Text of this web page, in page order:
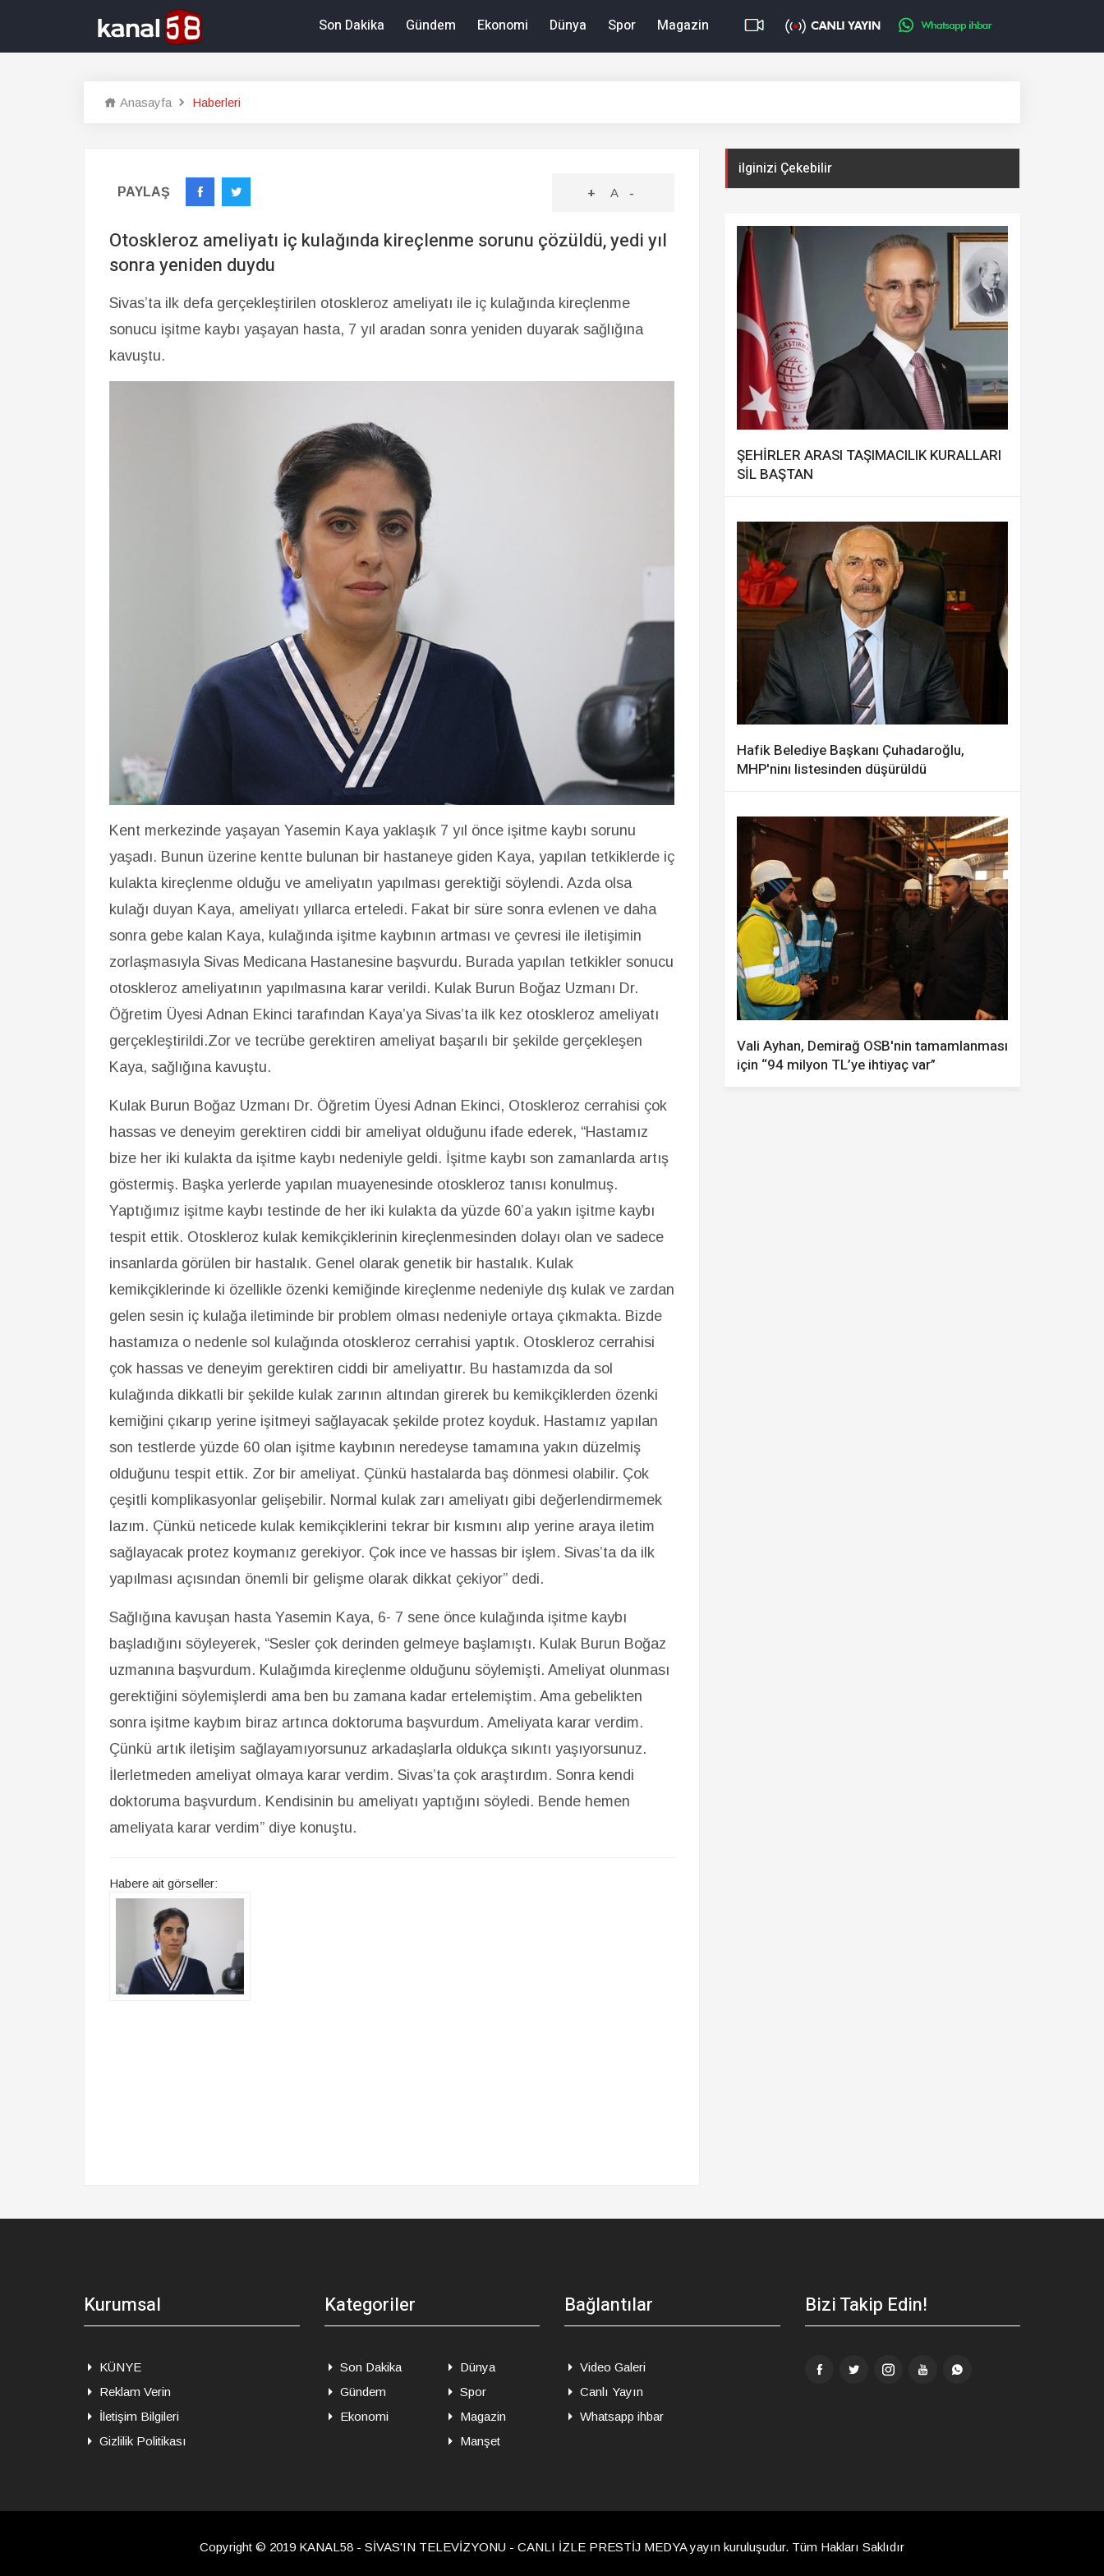
Son Dakika Gündem Ekonomi Dünya Spor Magazin
Anasayfa Haberleri
PAYLAŞ + A -
Otoskleroz ameliyatı iç kulağında kireçlenme sorunu çözüldü, yedi yıl
sonra yeniden duydu
Sivas’ta ilk defa gerçekleştirilen otoskleroz ameliyatı ile iç kulağında kireçlenme
sonucu işitme kaybı yaşayan hasta, 7 yıl aradan sonra yeniden duyarak sağlığına
kavuştu.
Kent merkezinde yaşayan Yasemin Kaya yaklaşık 7 yıl önce işitme kaybı sorunu
yaşadı. Bunun üzerine kentte bulunan bir hastaneye giden Kaya, yapılan tetkiklerde iç
kulakta kireçlenme olduğu ve ameliyatın yapılması gerektiği söylendi. Azda olsa
kulağı duyan Kaya, ameliyatı yıllarca erteledi. Fakat bir süre sonra evlenen ve daha
sonra gebe kalan Kaya, kulağında işitme kaybının artması ve çevresi ile iletişimin
zorlaşmasıyla Sivas Medicana Hastanesine başvurdu. Burada yapılan tetkikler sonucu
otoskleroz ameliyatının yapılmasına karar verildi. Kulak Burun Boğaz Uzmanı Dr.
Öğretim Üyesi Adnan Ekinci tarafından Kaya’ya Sivas’ta ilk kez otoskleroz ameliyatı
gerçekleştirildi.Zor ve tecrübe gerektiren ameliyat başarılı bir şekilde gerçekleşen
Kaya, sağlığına kavuştu.
Kulak Burun Boğaz Uzmanı Dr. Öğretim Üyesi Adnan Ekinci, Otoskleroz cerrahisi çok
hassas ve deneyim gerektiren ciddi bir ameliyat olduğunu ifade ederek, “Hastamız
bize her iki kulakta da işitme kaybı nedeniyle geldi. İşitme kaybı son zamanlarda artış
göstermiş. Başka yerlerde yapılan muayenesinde otoskleroz tanısı konulmuş.
Yaptığımız işitme kaybı testinde de her iki kulakta da yüzde 60’a yakın işitme kaybı
tespit ettik. Otoskleroz kulak kemikçiklerinin kireçlenmesinden dolayı olan ve sadece
insanlarda görülen bir hastalık. Genel olarak genetik bir hastalık. Kulak
kemikçiklerinde ki özellikle özenki kemiğinde kireçlenme nedeniyle dış kulak ve zardan
gelen sesin iç kulağa iletiminde bir problem olması nedeniyle ortaya çıkmakta. Bizde
hastamıza o nedenle sol kulağında otoskleroz cerrahisi yaptık. Otoskleroz cerrahisi
çok hassas ve deneyim gerektiren ciddi bir ameliyattır. Bu hastamızda da sol
kulağında dikkatli bir şekilde kulak zarının altından girerek bu kemikçiklerden özenki
kemiğini çıkarıp yerine işitmeyi sağlayacak şekilde protez koyduk. Hastamız yapılan
son testlerde yüzde 60 olan işitme kaybının neredeyse tamamına yakın düzelmiş
olduğunu tespit ettik. Zor bir ameliyat. Çünkü hastalarda baş dönmesi olabilir. Çok
çeşitli komplikasyonlar gelişebilir. Normal kulak zarı ameliyatı gibi değerlendirmemek
lazım. Çünkü neticede kulak kemikçiklerini tekrar bir kısmını alıp yerine araya iletim
sağlayacak protez koymanız gerekiyor. Çok ince ve hassas bir işlem. Sivas’ta da ilk
yapılması açısından önemli bir gelişme olarak dikkat çekiyor” dedi.
Sağlığına kavuşan hasta Yasemin Kaya, 6- 7 sene önce kulağında işitme kaybı
başladığını söyleyerek, “Sesler çok derinden gelmeye başlamıştı. Kulak Burun Boğaz
uzmanına başvurdum. Kulağımda kireçlenme olduğunu söylemişti. Ameliyat olunması
gerektiğini söylemişlerdi ama ben bu zamana kadar ertelemiştim. Ama gebelikten
sonra işitme kaybım biraz artınca doktoruma başvurdum. Ameliyata karar verdim.
Çünkü artık iletişim sağlayamıyorsunuz arkadaşlarla oldukça sıkıntı yaşıyorsunuz.
İlerletmeden ameliyat olmaya karar verdim. Sivas’ta çok araştırdım. Sonra kendi
doktoruma başvurdum. Kendisinin bu ameliyatı yaptığını söyledi. Bende hemen
ameliyata karar verdim” diye konuştu.
Habere ait görseller:
ilginizi Çekebilir
ŞEHİRLER ARASI TAŞIMACILIK KURALLARI
SİL BAŞTAN
Hafik Belediye Başkanı Çuhadaroğlu,
MHP'ninı listesinden düşürüldü
Vali Ayhan, Demirağ OSB'nin tamamlanması
için “94 milyon TL’ye ihtiyaç var”
Kurumsal
KÜNYE
Reklam Verin
İletişim Bilgileri
Gizlilik Politikası
Kategoriler
Son Dakika
Gündem
Ekonomi
Dünya
Spor
Magazin
Manşet
Bağlantılar
Video Galeri
Canlı Yayın
Whatsapp ihbar
Bizi Takip Edin!
Copyright © 2019 KANAL58 - SİVAS'IN TELEVİZYONU - CANLI İZLE PRESTİJ MEDYA yayın kuruluşudur. Tüm Hakları Saklıdır